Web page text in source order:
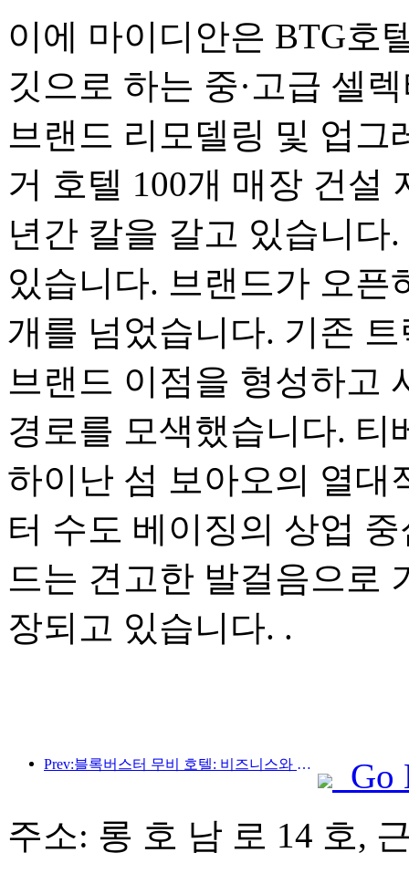
이에 마이디안은 BTG호
깃으로 하는 중·고급 셀
브랜드 리모델링 및 업
거 호텔 100개 매장 건설
년간 칼을 갈고 있습니다
있습니다. 브랜드가 오픈
개를 넘었습니다. 기존
브랜드 이점을 형성하고
경로를 모색했습니다.
하이난 섬 보아오의 열대
터 수도 베이징의 상업
드는 견고한 발걸음으로
장되고 있습니다. .
Prev:블록버스터 무비 호텔: 비즈니스와 영화의 완벽한 융합
Go
주소: 롱 호 남 로 14 호,